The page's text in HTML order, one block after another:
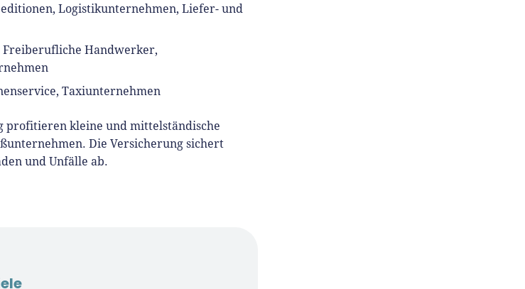
Logistikunternehmen, Liefer- und
Freiberufliche Handwerker,
Taxiunternehmen
profitieren kleine und mittelständische
Die Versicherung sichert
und Unfälle ab.